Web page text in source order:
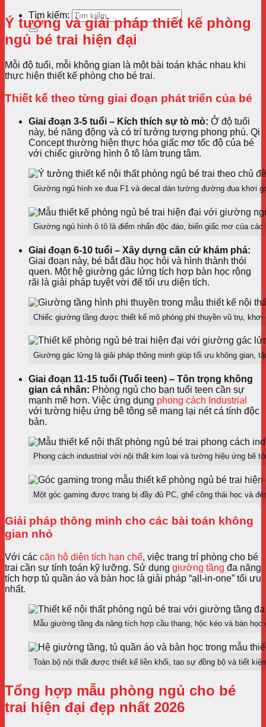
Tìm kiếm:
Ý tưởng và giải pháp thiết kế phòng
ngủ bé trai hiện đại
Mỗi độ tuổi, mỗi không gian là một bài toán khác nhau khi
thực hiện thiết kế phòng cho bé trai.
Thiết kế theo từng giai đoạn phát triển của bé
Giai đoạn 3-5 tuổi – Kích thích sự tò mò: Ở độ tuổi
này, bé năng động và có trí tưởng tượng phong phú. Qi
Concept thường hiện thực hóa giấc mơ tốc độ của bé
với chiếc giường hình ô tô làm trung tâm.
Giường ngủ hình xe đua F1 và decal dán tường đường đua khơi
Giường ngủ hình ô tô là điểm nhấn độc đáo, biến giấc mơ của
Giai đoạn 6-10 tuổi – Xây dựng căn cứ khám phá:
Giai đoạn này, bé bắt đầu học hỏi và hình thành thói
quen. Một hệ giường gác lửng tích hợp bàn học rộng
rãi là giải pháp tuyệt vời để tối ưu diện tích.
Chiếc giường tầng được thiết kế mô phỏng phi thuyền vũ trụ,
Giường gác lửng là giải pháp thông minh giúp tối ưu không gian,
Giai đoạn 11-15 tuổi (Tuổi teen) – Tôn trọng không
gian cá nhân: Phòng ngủ cho bạn tuổi teen cần sự
mạnh mẽ hơn. Việc ứng dụng phong cách Industrial
với tường hiệu ứng bê tông sẽ mang lại nét cá tính độc
bản.
Phong cách industrial với nội thất kim loại và tường hiệu ứng bê
Một góc gaming được trang bị đầy đủ PC, ghế công thái học và
Giải pháp thông minh cho các bài toán không
gian nhỏ
Với các căn hộ diện tích hạn chế, việc trang trí phòng cho bé
trai cần sự tính toán kỹ lưỡng. Sử dụng giường tầng đa năng
tích hợp tủ quần áo và bàn học là giải pháp “all-in-one” tối ưu
nhất.
Mẫu giường tầng đa năng tích hợp cầu thang, hộc kéo và bàn
Toàn bộ nội thất được thiết kế liền khối, tạo sự đồng bộ và tiết
Tổng hợp mẫu phòng ngủ cho bé
trai hiện đại đẹp nhất 2026